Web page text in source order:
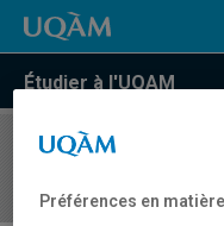
Étudier à l'UQAM
COURS//
Préférences en